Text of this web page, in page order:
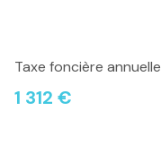
Taxe foncière annuelle
1 312 €